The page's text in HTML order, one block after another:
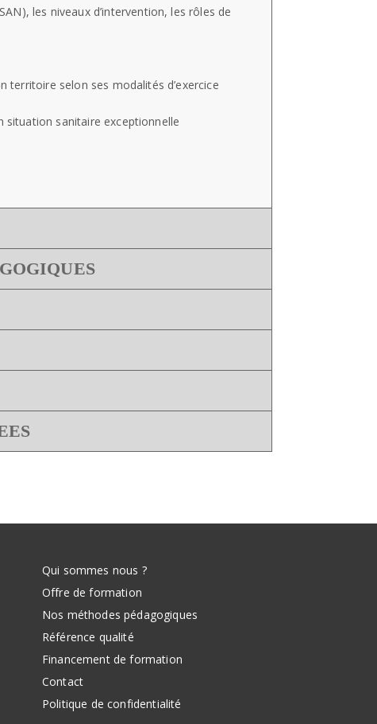
les niveaux d’intervention, les rôles de
territoire selon ses modalités d’exercice
situation sanitaire exceptionnelle
Qui sommes nous ?
Offre de formation
Nos méthodes pédagogiques
Référence qualité
Financement de formation
Contact
Politique de confidentialité